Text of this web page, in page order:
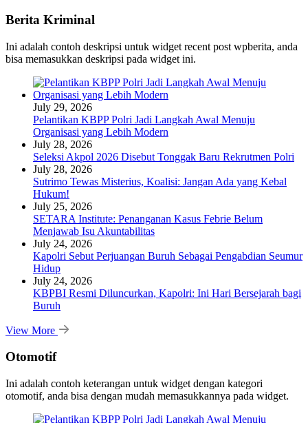
Berita Kriminal
Ini adalah contoh deskripsi untuk widget recent post wpberita, anda
bisa memasukkan deskripsi pada widget ini.
July 29, 2026
Pelantikan KBPP Polri Jadi Langkah Awal Menuju
Organisasi yang Lebih Modern
July 28, 2026
Seleksi Akpol 2026 Disebut Tonggak Baru Rekrutmen Polri
July 28, 2026
Sutrimo Tewas Misterius, Koalisi: Jangan Ada yang Kebal
Hukum!
July 25, 2026
SETARA Institute: Penanganan Kasus Febrie Belum
Menjawab Isu Akuntabilitas
July 24, 2026
Kapolri Sebut Perjuangan Buruh Sebagai Pengabdian Seumur
Hidup
July 24, 2026
KBPBI Resmi Diluncurkan, Kapolri: Ini Hari Bersejarah bagi
Buruh
View More
Otomotif
Ini adalah contoh keterangan untuk widget dengan kategori
otomotif, anda bisa dengan mudah memasukkannya pada widget.